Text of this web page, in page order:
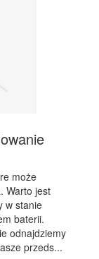
może
Warto jest
w stanie
baterii.
odnajdziemy
przeds...